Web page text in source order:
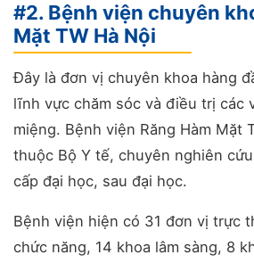
#2. Bệnh viện chuyên
Mặt TW Hà Nội
Đây là đơn vị chuyên khoa hàng
lĩnh vực chăm sóc và điều trị các
miệng. Bệnh viện Răng Hàm Mặt
thuộc Bộ Y tế, chuyên nghiên
cấp đại học, sau đại học.
Bệnh viện hiện có 31 đơn vị trực
chức năng, 14 khoa lâm sàng, 8